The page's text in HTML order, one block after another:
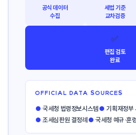
공식 데이터
수집
세법 기준
교차검증
✅
편집 검토
완료
OFFICIAL DATA SOURCES
● 국세청 법령정보시스템● 기획재정부
● 조세심판원 결정례 ● 국세청 예규·훈